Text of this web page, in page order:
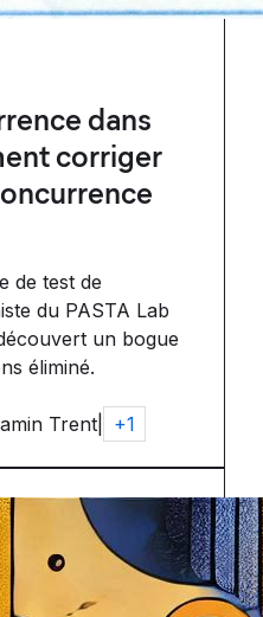
dans
corriger
de test de
du PASTA Lab
un bogue
éliminé.
Trent +1